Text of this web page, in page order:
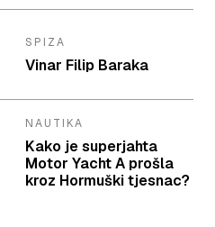
SPIZA
Vinar Filip Baraka
NAUTIKA
Kako je superjahta
Motor Yacht A prošla
kroz Hormuški tjesnac?